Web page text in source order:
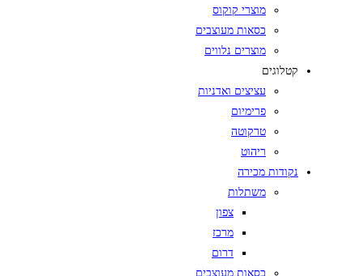
מוצרי קוקוס
כסאות מעוצבים
מוצרים נלווים
קטלוגים
עציצים ואדניות
פרימיום
טרקוטה
ריהוט
נקודות מכירה
משתלות
צפון
מרכז
דרום
כסאות מעוצבים